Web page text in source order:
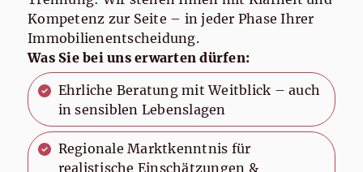
Kompetenz zur Seite – in jeder Phase Ihrer
Immobilienentscheidung.
Was Sie bei uns erwarten dürfen:
Ehrliche Beratung mit Weitblick – auch
in sensiblen Lebenslagen
Regionale Marktkenntnis für
realistische Einschätzungen &